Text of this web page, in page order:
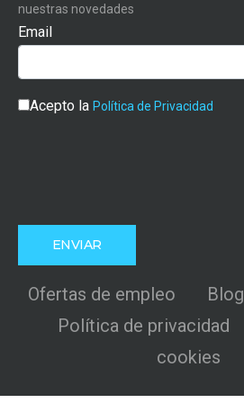
nuestras novedades
Email
Acepto la Política de Privacidad
Ofertas de empleo Blog
Política de privacidad
cookies